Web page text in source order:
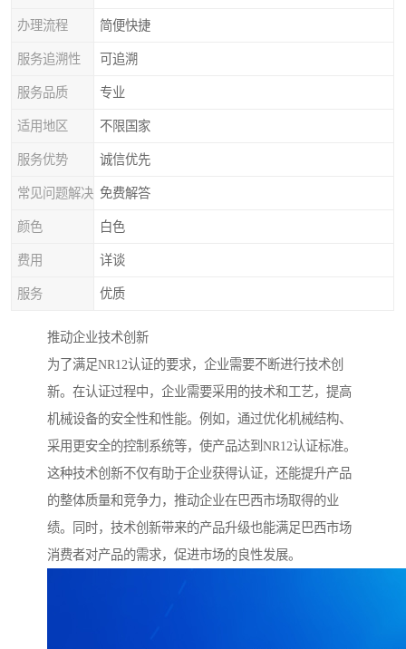
办理流程 简便快捷
服务追溯性 可追溯
服务品质 专业
适用地区 不限国家
服务优势 诚信优先
常见问题解决 免费解答
颜色 白色
费用 详谈
服务 优质
推动企业技术创新
为了满足NR12认证的要求，企业需要不断进行技术创
新。在认证过程中，企业需要采用的技术和工艺，提高
机械设备的安全性和性能。例如，通过优化机械结构、
采用更安全的控制系统等，使产品达到NR12认证标准。
这种技术创新不仅有助于企业获得认证，还能提升产品
的整体质量和竞争力，推动企业在巴西市场取得的业
绩。同时，技术创新带来的产品升级也能满足巴西市场
消费者对产品的需求，促进市场的良性发展。